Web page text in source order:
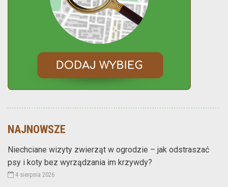
NAJNOWSZE
Niechciane wizyty zwierząt w ogrodzie – jak odstraszać
psy i koty bez wyrządzania im krzywdy?
4 sierpnia 2026